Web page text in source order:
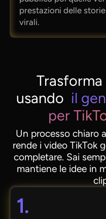
prestazioni delle
virali.
usando il
per
Un processo chiaro
rende i video TikTok
completare. Sai
mantiene le idee in
1.